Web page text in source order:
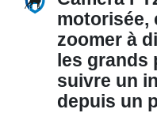
motorisée,
zoomer à
les
suivre un
depuis un